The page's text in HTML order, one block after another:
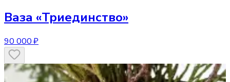
Ваза «Триединство»
90 000 ₽